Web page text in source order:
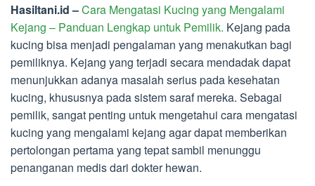
Hasiltani.id –Cara Mengatasi Kucing yang Mengalami
Kejang – Panduan Lengkap untuk Pemilik. Kejang pada
kucing bisa menjadi pengalaman yang menakutkan bagi
pemiliknya. Kejang yang terjadi secara mendadak dapat
menunjukkan adanya masalah serius pada kesehatan
kucing, khususnya pada sistem saraf mereka. Sebagai
pemilik, sangat penting untuk mengetahui cara mengatasi
kucing yang mengalami kejang agar dapat memberikan
pertolongan pertama yang tepat sambil menunggu
penanganan medis dari dokter hewan.